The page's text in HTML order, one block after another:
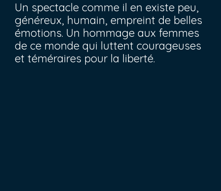
Un spectacle comme il en existe peu,
généreux, humain, empreint de belles
émotions. Un hommage aux femmes
de ce monde qui luttent courageuses
et téméraires pour la liberté.